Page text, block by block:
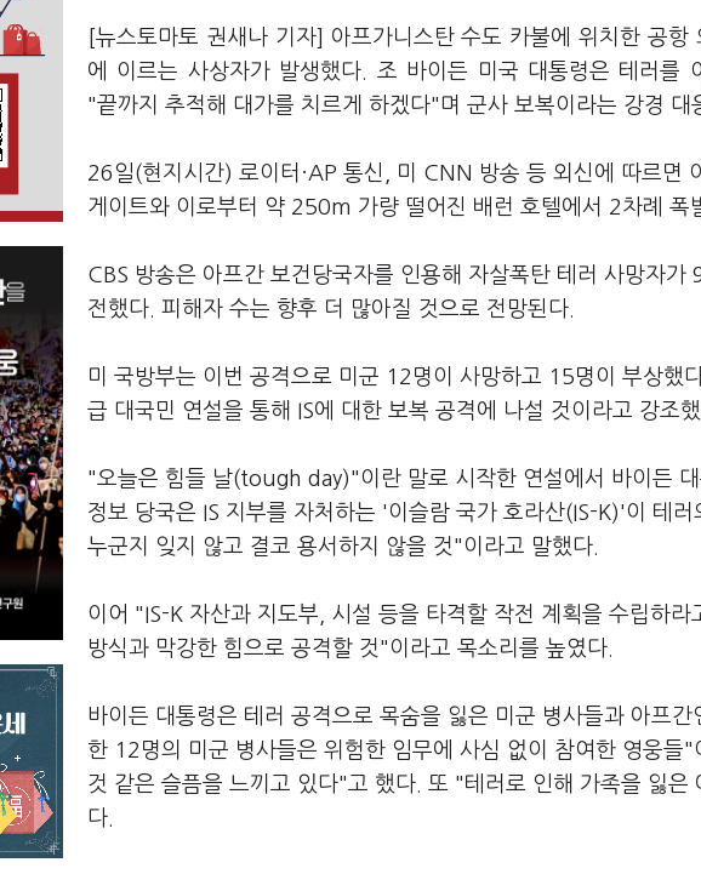
[뉴스토마토 권새나 기자] 아프가니스탄 수도 카불에 위치한 공
에 이르는 사상자가 발생했다. 조 바이든 미국 대통령은 테러를
"끝까지 추적해 대가를 치르게 하겠다"며 군사 보복이라는 강경 대
26일(현지시간) 로이터·AP 통신, 미 CNN 방송 등 외신에 따르면
게이트와 이로부터 약 250m 가량 떨어진 배런 호텔에서 2차례 폭
CBS 방송은 아프간 보건당국자를 인용해 자살폭탄 테러 사망자
전했다. 피해자 수는 향후 더 많아질 것으로 전망된다.
미 국방부는 이번 공격으로 미군 12명이 사망하고 15명이 부상했
급 대국민 연설을 통해 IS에 대한 보복 공격에 나설 것이라고 강조했
"오늘은 힘들 날(tough day)"이란 말로 시작한 연설에서 바이든
정보 당국은 IS 지부를 자처하는 '이슬람 국가 호라산(IS-K)'이 테
누군지 잊지 않고 결코 용서하지 않을 것"이라고 말했다.
이어 "IS-K 자산과 지도부, 시설 등을 타격할 작전 계획을 수립하
방식과 막강한 힘으로 공격할 것"이라고 목소리를 높였다.
바이든 대통령은 테러 공격으로 목숨을 잃은 미군 병사들과 아프
한 12명의 미군 병사들은 위험한 임무에 사심 없이 참여한 영웅들
것 같은 슬픔을 느끼고 있다"고 했다. 또 "테러로 인해 가족을 잃
다.